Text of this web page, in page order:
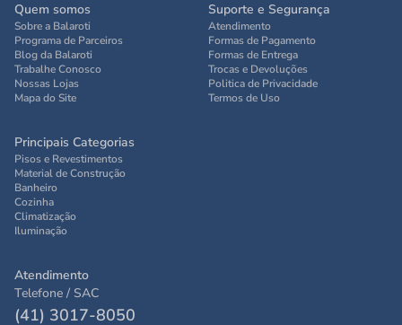
Quem somos
Sobre a Balaroti
Programa de Parceiros
Blog da Balaroti
Trabalhe Conosco
Nossas Lojas
Mapa do Site
Suporte e Segurança
Atendimento
Formas de Pagamento
Formas de Entrega
Trocas e Devoluções
Politica de Privacidade
Termos de Uso
Principais Categorias
Pisos e Revestimentos
Material de Construção
Banheiro
Cozinha
Climatização
Iluminação
Atendimento
Telefone / SAC
(41) 3017-8050